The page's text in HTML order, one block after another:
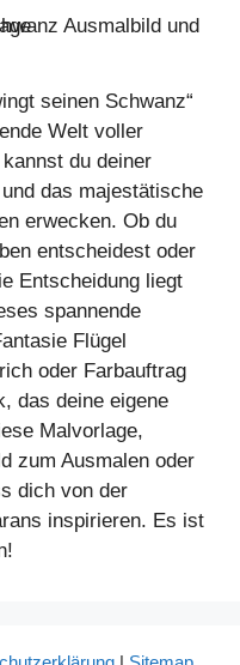
seinen Schwanz“
Welt voller
du deiner
das majestätische
erwecken. Ob du
entscheidest oder
Entscheidung liegt
spannende
Flügel
oder Farbauftrag
das deine eigene
Malvorlage,
zum Ausmalen oder
dich von der
inspirieren. Es ist